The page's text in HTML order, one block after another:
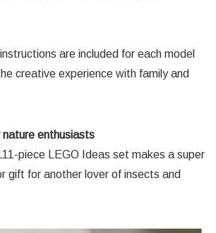
are included for each model
creative experience with family and
enthusiasts
piece LEGO Ideas set makes a super
gift for another lover of insects and